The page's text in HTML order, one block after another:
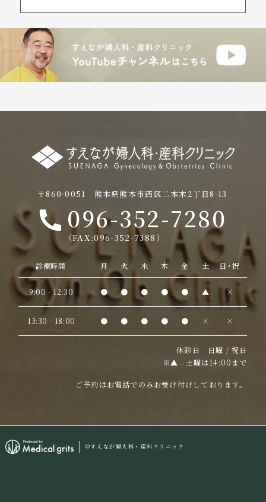
〒860-0051 熊本県熊本市西区二本木2丁目8-13
096-352-7280
（FAX:096-352-7388）
診療時間 月 火 水 木 金 土 日・祝
9:00 - 12:30 ● ● ● ● ● ▲ ×
13:30 - 18:00 ● ● ● ● ● × ×
休診日 日曜 / 祝日
※▲…土曜は14:00まで
ご予約はお電話でのみお受け付けしております。
©すえなが婦人科・産科クリニック